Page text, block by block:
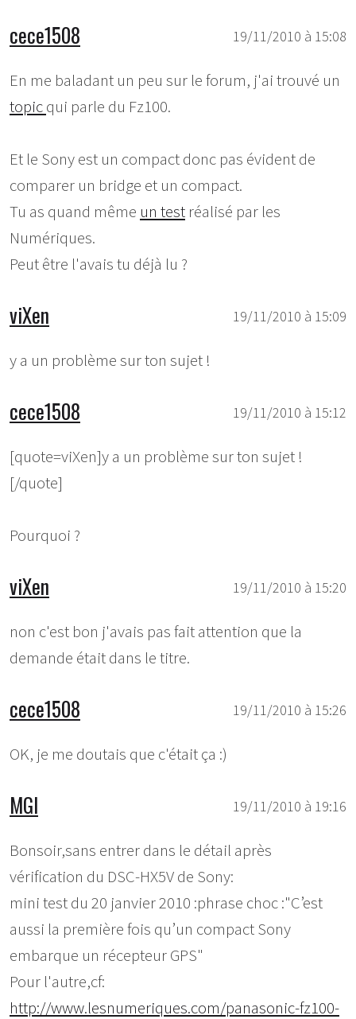
19/11/2010 à 15:08
cece1508
En me baladant un peu sur le forum, j'ai trouvé un
topicqui parle du Fz100.
Et le Sony est un compact donc pas évident de
comparer un bridge et un compact.
Tu as quand même un test réalisé par les
Numériques.
Peut être l'avais tu déjà lu ?
19/11/2010 à 15:09
viXen
y a un problème sur ton sujet !
19/11/2010 à 15:12
cece1508
[quote=viXen]y a un problème sur ton sujet !
[/quote]
Pourquoi ?
19/11/2010 à 15:20
viXen
non c'est bon j'avais pas fait attention que la
demande était dans le titre.
19/11/2010 à 15:26
cece1508
OK, je me doutais que c'était ça :)
19/11/2010 à 19:16
MGI
Bonsoir,sans entrer dans le détail après
vérification du DSC-HX5V de Sony:
mini test du 20 janvier 2010 :phrase choc :"C’est
aussi la première fois qu’un compact Sony
embarque un récepteur GPS"
Pour l'autre,cf:
http://www.lesnumeriques.com/panasonic-fz100-